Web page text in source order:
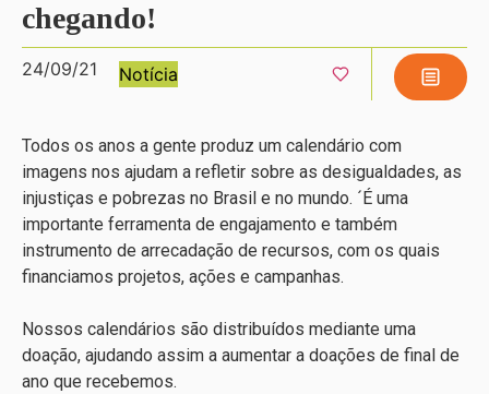
chegando!
24/09/21 Notícia
Todos os anos a gente produz um calendário com
imagens nos ajudam a refletir sobre as desigualdades, as
injustiças e pobrezas no Brasil e no mundo. ´É uma
importante ferramenta de engajamento e também
instrumento de arrecadação de recursos, com os quais
financiamos projetos, ações e campanhas.
Nossos calendários são distribuídos mediante uma
doação, ajudando assim a aumentar a doações de final de
ano que recebemos.